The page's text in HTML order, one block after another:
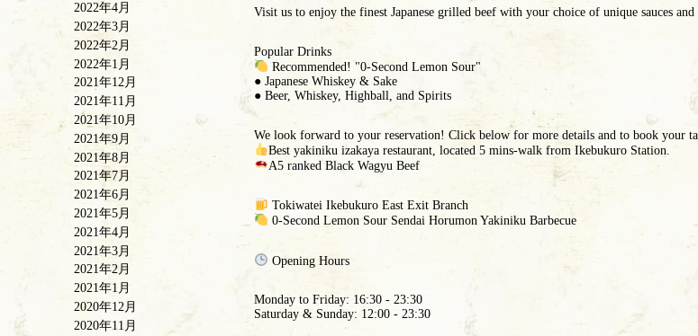
Visit us to enjoy the finest Japanese grilled beef with your choice of unique sauces and
Popular Drinks
Recommended! "0-Second Lemon Sour"
● Japanese Whiskey & Sake
● Beer, Whiskey, Highball, and Spirits
We look forward to your reservation! Click below for more details and to book your
Best yakiniku izakaya restaurant, located 5 mins-walk from Ikebukuro Station.
A5 ranked Black Wagyu Beef
Tokiwatei Ikebukuro East Exit Branch
0-Second Lemon Sour Sendai Horumon Yakiniku Barbecue
Opening Hours
Monday to Friday: 16:30 - 23:30
Saturday & Sunday: 12:00 - 23:30
2022年4月
2022年3月
2022年2月
2022年1月
2021年12月
2021年11月
2021年10月
2021年9月
2021年8月
2021年7月
2021年6月
2021年5月
2021年4月
2021年3月
2021年2月
2021年1月
2020年12月
2020年11月